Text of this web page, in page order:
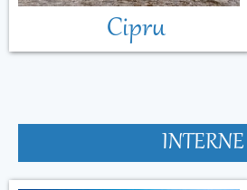
Cipru
INTERNE